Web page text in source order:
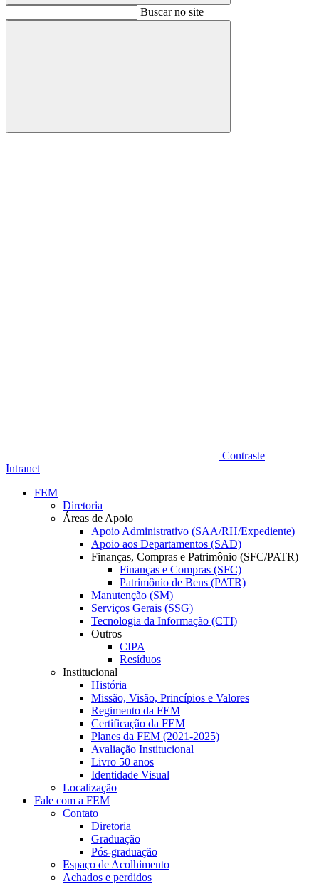
BuscarBuscar no site
Buscar
Contraste
Intranet
FEM
Diretoria
Áreas de Apoio
Apoio Administrativo (SAA/RH/Expediente)
Apoio aos Departamentos (SAD)
Finanças, Compras e Patrimônio (SFC/PATR)
Finanças e Compras (SFC)
Patrimônio de Bens (PATR)
Manutenção (SM)
Serviços Gerais (SSG)
Tecnologia da Informação (CTI)
Outros
CIPA
Resíduos
Institucional
História
Missão, Visão, Princípios e Valores
Regimento da FEM
Certificação da FEM
Planes da FEM (2021-2025)
Avaliação Institucional
Livro 50 anos
Identidade Visual
Localização
Fale com a FEM
Contato
Diretoria
Graduação
Pós-graduação
Espaço de Acolhimento
Achados e perdidos